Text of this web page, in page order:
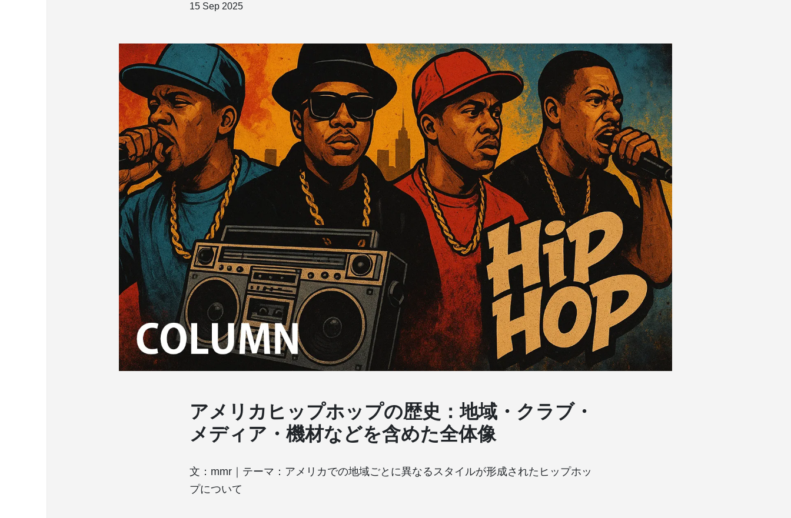
15 Sep 2025
アメリカヒップホップの歴史：地域・クラブ・
メディア・機材などを含めた全体像
文：mmr｜テーマ：アメリカでの地域ごとに異なるスタイルが形成されたヒップホッ
プについて